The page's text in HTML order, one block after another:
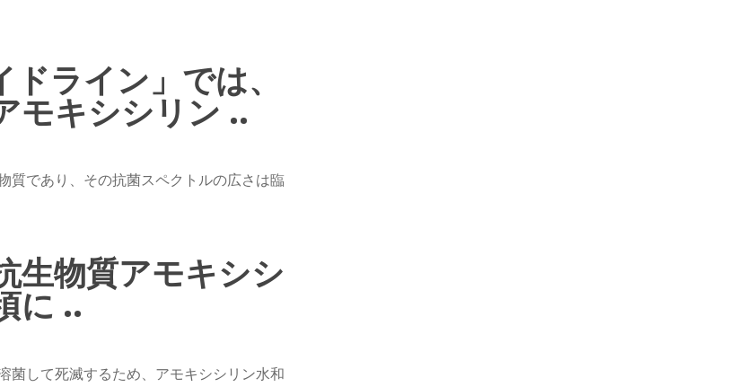
ライン」では、
モキシシリン ..
質であり、その抗菌スペクトルの広さは臨
生物質アモキシシ
に ..
菌して死滅するため、アモキシシリン水和